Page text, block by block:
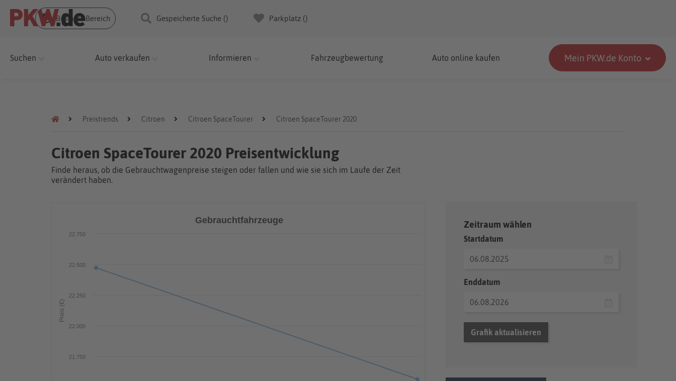
Business Bereich Gespeicherte Suche () Parkplatz ()
Suchen Auto verkaufen Informieren Fahrzeugbewertung Auto online kaufen Mein PKW.de Konto
Preistrends Citroen Citroen SpaceTourer Citroen SpaceTourer 2020
Citroen SpaceTourer 2020 Preisentwicklung
Finde heraus, ob die Gebrauchtwagenpreise steigen oder fallen und wie sie sich im Laufe der Zeit
verändert haben.
Preis (€)
Gebrauchtfahrzeuge
22.000
21.750
22.250
22.500
22.750
Zeitraum wählen
Startdatum
Enddatum
Grafik aktualisieren